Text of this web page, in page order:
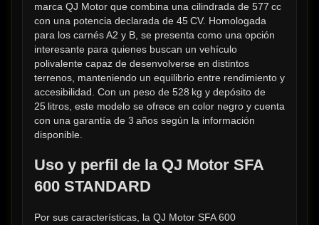
marca QJ Motor que combina una cilindrada de 577 cc
con una potencia declarada de 45 CV. Homologada
para los carnés A2 y B, se presenta como una opción
interesante para quienes buscan un vehículo
polivalente capaz de desenvolverse en distintos
terrenos, manteniendo un equilibrio entre rendimiento y
accesibilidad. Con un peso de 528 kg y depósito de
25 litros, este modelo se ofrece en color negro y cuenta
con una garantía de 3 años según la información
disponible.
Uso y perfil de la QJ Motor SFA
600 STANDARD
Por sus características, la QJ Motor SFA 600